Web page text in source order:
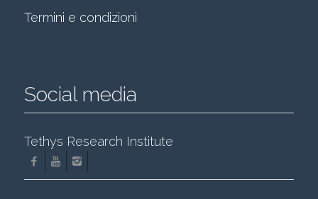
Termini e condizioni
Social media
Tethys Research Institute